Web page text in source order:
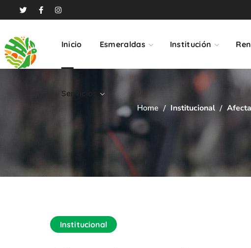
Inicio Esmeraldas Institución
Servicios
Home Institucional
Institucional